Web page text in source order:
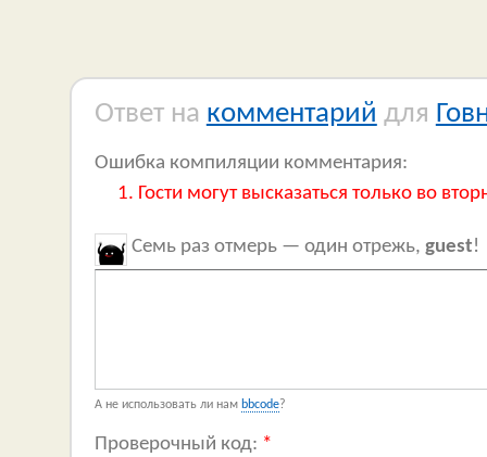
Ответ на комментарий для
Ошибка компиляции комментария:
Гости могут высказаться только во
Семь раз отмерь — один отрежь, guest!
А не использовать ли нам bbcode?
Проверочный код: *